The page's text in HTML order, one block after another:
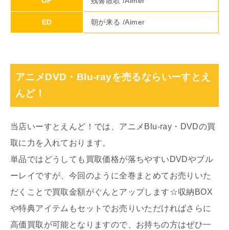
ED 朝が来る /Aimer
アニメDVD・Blu-rayを売るならいーすとえ
んど！
当店いーすとえんど！では、アニメBlu-ray・DVDの買
取に力を入れております。
単品ではどうしても買取価格が落ちやすいDVDやブル
ーレイですが、今回のように全巻まとめてお売りいた
だくことで買取金額がぐんとアップします☆収納BOX
や特典アイテムもセットでお売りいただければさらに
高価買取が可能となりますので、お持ちの方はぜひ一